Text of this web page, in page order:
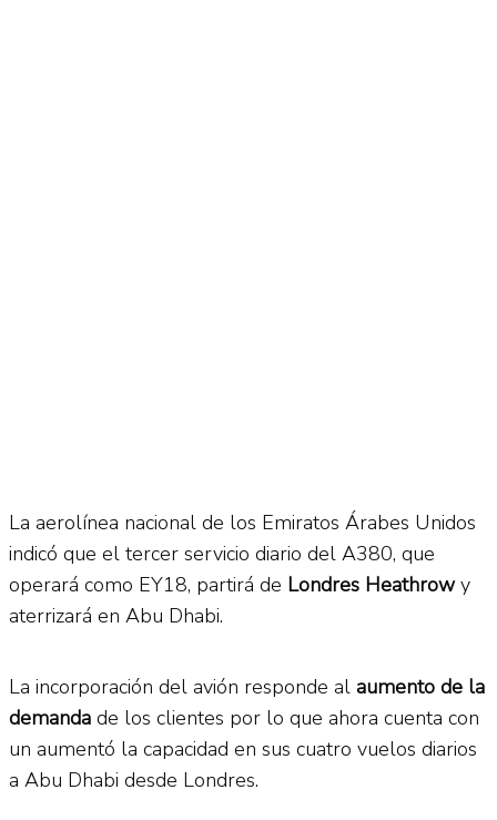
View All Result
La aerolínea nacional de los Emiratos Árabes Unidos
indicó que el tercer servicio diario del A380, que
operará como EY18, partirá de Londres Heathrowy
aterrizará en Abu Dhabi.
La incorporación del avión responde al aumento de la
demanda de los clientes por lo que ahora cuenta con
un aumentó la capacidad en sus cuatro vuelos diarios
a Abu Dhabi desde Londres.